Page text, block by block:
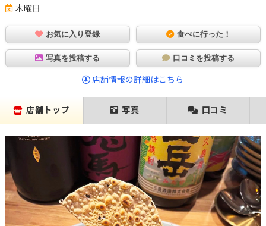
木曜日
お気に入り登録 食べに行った！
写真を投稿する 口コミを投稿する
店舗情報の詳細はこちら
店舗トップ 写真 口コミ